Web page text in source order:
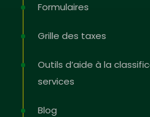
Formulaires
Grille des taxes
Outils d’aide à la
services
Blog